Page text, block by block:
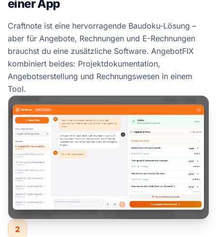
einer App
Craftnote ist eine hervorragende Baudoku-Lösung –
aber für Angebote, Rechnungen und E-Rechnungen
brauchst du eine zusätzliche Software. AngebotFIX
kombiniert beides: Projektdokumentation,
Angebotserstellung und Rechnungswesen in einem
Tool.
2